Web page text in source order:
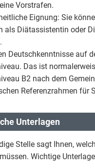
Vorstrafen.
Eignung: Sie
als Diätassistentin oder
Deutschkenntnisse auf
Das ist
B2 nach dem
Referenzrahmen für
Unterlagen
Stelle sagt Ihnen,
Wichtige